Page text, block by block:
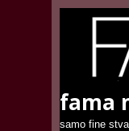
fama
samo fine